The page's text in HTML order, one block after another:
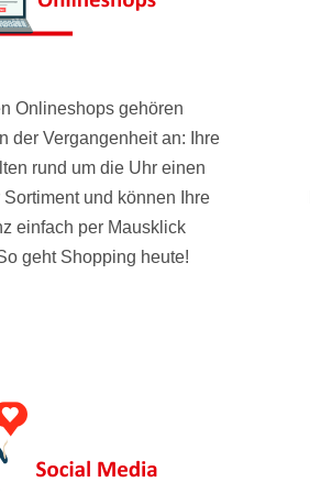
Onlineshops gehören
der Vergangenheit an: Ihre
rund um die Uhr einen
und können Ihre
einfach per Mausklick
geht Shopping heute!